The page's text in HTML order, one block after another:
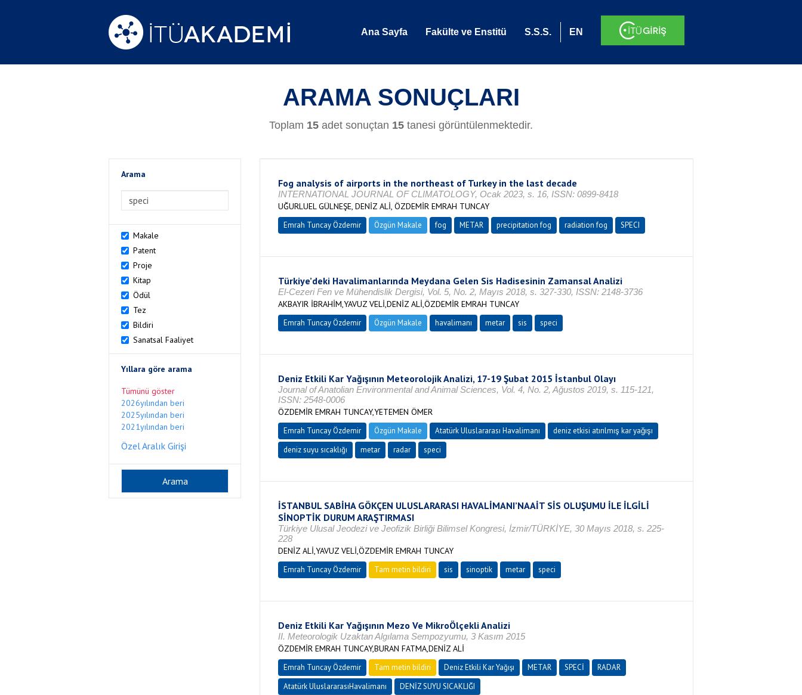
Ana Sayfa Fakülte ve Enstitü S.S.S. EN
ARAMA SONUÇLARI
Toplam 15 adet sonuçtan 15 tanesi görüntülenmektedir.
Arama
Makale
Patent
Proje
Kitap
Ödül
Tez
Bildiri
Sanatsal Faaliyet
Yıllara göre arama
Tümünü göster
2026yılından beri
2025yılından beri
2021yılından beri
Özel Aralık Girişi
Fog analysis of airports in the northeast of Turkey in the last decade
INTERNATIONAL JOURNAL OF CLIMATOLOGY, Ocak 2023, s. 16, ISSN: 0899-8418
UĞURLUEL GÜLNEŞE, DENİZ ALİ, ÖZDEMİR EMRAH TUNCAY
Emrah Tuncay Özdemir Özgün Makale fog METAR precipitation fog radiation fog SPECI
Türkiye’deki Havalimanlarında Meydana Gelen Sis Hadisesinin Zamansal Analizi
El-Cezeri Fen ve Mühendislik Dergisi, Vol. 5, No. 2, Mayıs 2018, s. 327-330, ISSN: 2148-3736
AKBAYIR İBRAHİM,YAVUZ VELİ,DENİZ ALİ,ÖZDEMİR EMRAH TUNCAY
Emrah Tuncay Özdemir Özgün Makale havalimanı metar sis speci
Deniz Etkili Kar Yağışının Meteorolojik Analizi, 17-19 Şubat 2015 İstanbul Olayı
Journal of Anatolian Environmental and Animal Sciences, Vol. 4, No. 2, Ağustos 2019, s. 115-121,
ISSN: 2548-0006
ÖZDEMİR EMRAH TUNCAY,YETEMEN ÖMER
Emrah Tuncay Özdemir Özgün Makale Atatürk Uluslararası Havalimanı
deniz etkisi atırılmış kar yağışı
deniz suyu sıcaklığı
metar radar speci
İSTANBUL SABİHA GÖKÇEN ULUSLARARASI HAVALİMANI’NAAİT SİS OLUŞUMU İLE İLGİLİ
SİNOPTİK DURUM ARAŞTIRMASI
Türkiye Ulusal Jeodezi ve Jeofizik Birliği Bilimsel Kongresi, İzmir/TÜRKİYE, 30 Mayıs 2018, s. 225-
228
DENİZ ALİ,YAVUZ VELİ,ÖZDEMİR EMRAH TUNCAY
Emrah Tuncay Özdemir Tam metin bildiri sis sinoptik metar speci
Deniz Etkili Kar Yağışının Mezo Ve MikroÖlçekli Analizi
II. Meteorologik Uzaktan Algılama Sempozyumu, 3 Kasım 2015
ÖZDEMİR EMRAH TUNCAY,BURAN FATMA,DENİZ ALİ
Emrah Tuncay Özdemir Tam metin bildiri Deniz Etkili Kar Yağışı METAR SPECİ
RADAR
Atatürk UluslararasıHavalimanı
DENİZ SUYU SICAKLIĞI